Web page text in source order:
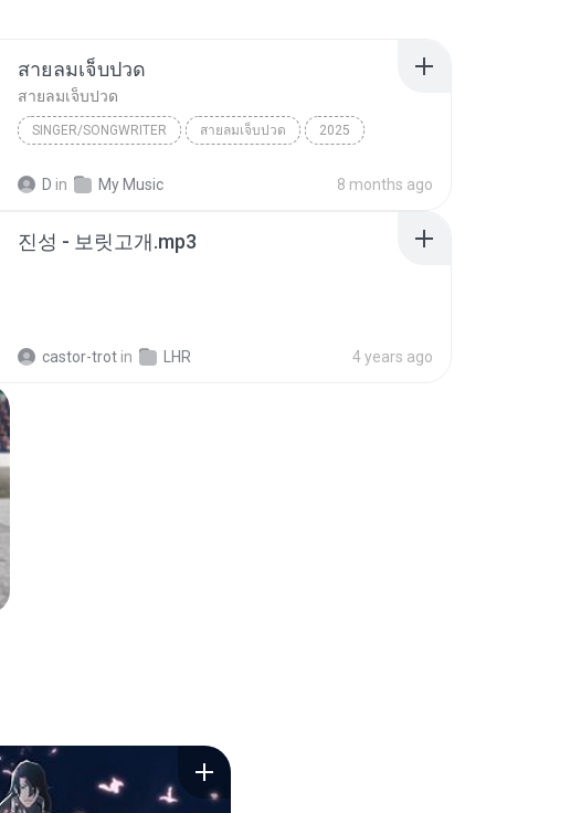
สายลมเจ็บปวด
สายลมเจ็บปวด
SINGER/SONGWRITER สายลมเจ็บปวด 2025
D in My Music 8 months ago
진성 - 보릿고개.mp3
castor-trot in LHR 4 years ago